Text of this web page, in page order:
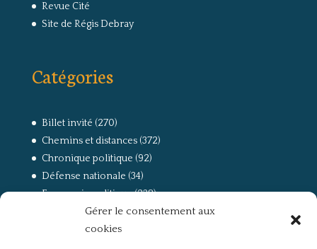
Gérer le consentement aux
cookies
Revue Cité
Site de Régis Debray
Catégories
Billet invité (270)
Chemins et distances(372)
Chronique politique (92)
Défense nationale (34)
Economie politique(238)
(168)
La guerre, la Résistance et la Déportation